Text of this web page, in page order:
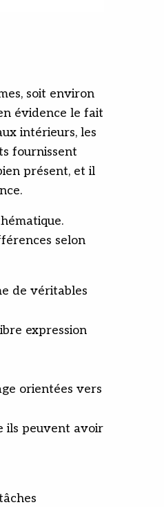
soit environ
évidence le fait
intérieurs, les
fournissent
présent, et il
selon
de véritables
expression
orientées vers
ils peuvent avoir